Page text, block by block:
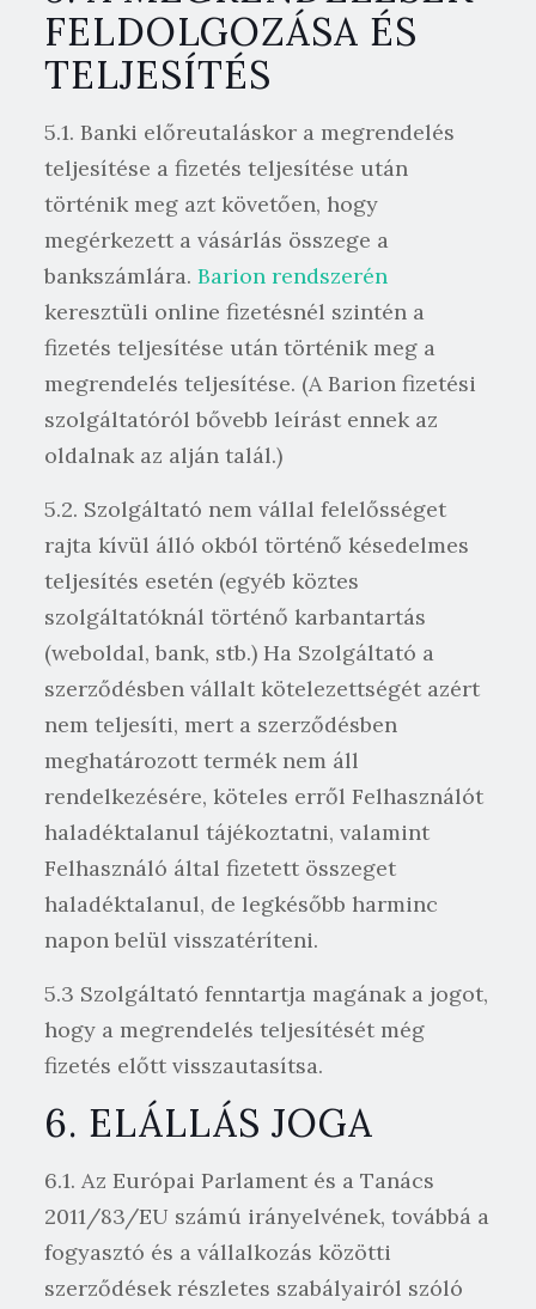
FELDOLGOZÁSA ÉS
TELJESÍTÉS
5.1. Banki előreutaláskor a megrendelés
teljesítése a fizetés teljesítése után
történik meg azt követően, hogy
megérkezett a vásárlás összege a
bankszámlára. Barion rendszerén
keresztüli online fizetésnél szintén a
fizetés teljesítése után történik meg a
megrendelés teljesítése. (A Barion fizetési
szolgáltatóról bővebb leírást ennek az
oldalnak az alján talál.)
5.2. Szolgáltató nem vállal felelősséget
rajta kívül álló okból történő késedelmes
teljesítés esetén (egyéb köztes
szolgáltatóknál történő karbantartás
(weboldal, bank, stb.) Ha Szolgáltató a
szerződésben vállalt kötelezettségét azért
nem teljesíti, mert a szerződésben
meghatározott termék nem áll
rendelkezésére, köteles erről Felhasználót
haladéktalanul tájékoztatni, valamint
Felhasználó által fizetett összeget
haladéktalanul, de legkésőbb harminc
napon belül visszatéríteni.
5.3 Szolgáltató fenntartja magának a jogot,
hogy a megrendelés teljesítését még
fizetés előtt visszautasítsa.
6. ELÁLLÁS JOGA
6.1. Az Európai Parlament és a Tanács
2011/83/EU számú irányelvének, továbbá a
fogyasztó és a vállalkozás közötti
szerződések részletes szabályairól szóló